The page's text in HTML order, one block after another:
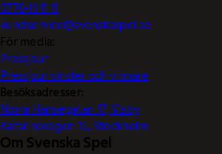
0770-11 11 11
kundservice@svenskaspel.se
För media:
Pressjour
Pressjour vinster och vinnare
Besöksadresser:
Norra Hansegatan 17, Visby
Katarinavägen 15, Stockholm
Om Svenska Spel